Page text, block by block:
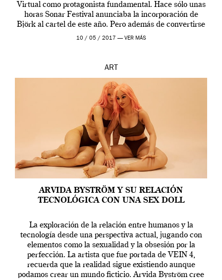
Virtual como protagonista fundamental. Hace sólo unas
horas Sonar Festival anunciaba la incorporación de
Björk al cartel de este año. Pero además de convertirse
en una de las actuaciones más relevantes […]
10 / 05 / 2017 — VER MÁS
ART
ARVIDA BYSTRÖM Y SU RELACIÓN
TECNOLÓGICA CON UNA SEX DOLL
La exploración de la relación entre humanos y la
tecnología desde una perspectiva actual, jugando con
elementos como la sexualidad y la obsesión por la
perfección. La artista que fue portada de VEIN 4,
recuerda que la realidad sigue existiendo aunque
podamos crear un mundo ficticio. Arvida Byström cree